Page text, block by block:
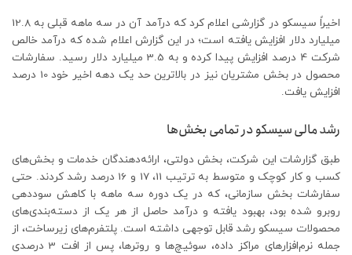
اخیراً سیسکو در گزارشی اعلام کرد که درآمد آن در سه ماهه قبلی به 12.8
میلیارد دلار افزایش یافته است؛ در این گزارش اعلام شده که درآمد خالص
شرکت 4 درصد افزایش پیدا کرده و به 3.5 میلیارد دلار رسید. سفارشات
محصول در بخش مشتریان نیز در بالاترین حد یک دهه اخیر خود 10 درصد
افزایش یافت.
رشد مالی سیسکو در تمامی بخش‌ها
طبق گزارشات این شرکت، بخش دولتی، ارائه‌دهندگان خدمات و بخش‌های
کسب و کار کوچک و متوسط ​​به ترتیب 11، 17 و 16 درصد رشد کردند. حتی
سفارشات بخش سازمانی، که در یک دوره سه ماهه با کاهش سوددهی
روبرو شده بود، بهبود یافته و درآمد حاصل از هر یک از دسته‌بندی‌های
محصولات سیسکو رشد قابل توجهی داشته است. پلتفرم‌های زیرساخت، از
جمله نرم‌افزارهای مراکز داده، سوئیچ‌ها و روترها، پس از افت 3 درصدی